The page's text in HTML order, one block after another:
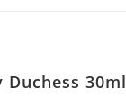
Duchess 30ml